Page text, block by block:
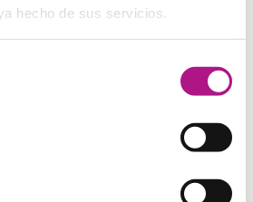
hecho de sus servicios.
gym?
los adverbios de
de las oraciones
modales y auxiliares